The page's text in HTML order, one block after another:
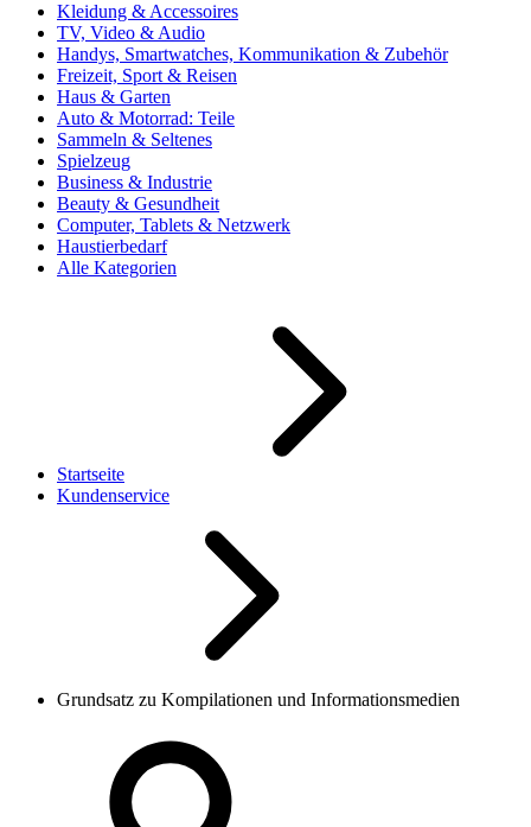
Kleidung & Accessoires
TV, Video & Audio
Handys, Smartwatches, Kommunikation & Zubehör
Freizeit, Sport & Reisen
Haus & Garten
Auto & Motorrad: Teile
Sammeln & Seltenes
Spielzeug
Business & Industrie
Beauty & Gesundheit
Computer, Tablets & Netzwerk
Haustierbedarf
Alle Kategorien
Startseite
Kundenservice
Grundsatz zu Kompilationen und Informationsmedien